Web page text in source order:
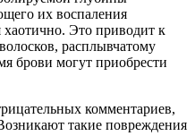
их воспаления
хаотично. Это приводит к
расплывчатому
брови могут приобрести
комментариев,
такие повреждения